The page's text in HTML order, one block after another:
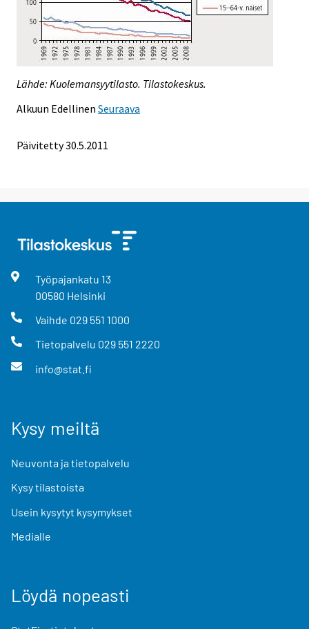
Lähde: Kuolemansyytilasto. Tilastokeskus.
Alkuun Edellinen Seuraava
Päivitetty 30.5.2011
Työpajankatu 13
00580 Helsinki
Vaihde 029 551 1000
Tietopalvelu 029 551 2220
info@stat.fi
Kysy meiltä
Neuvonta ja tietopalvelu
Kysy tilastoista
Usein kysytyt kysymykset
Medialle
Löydä nopeasti